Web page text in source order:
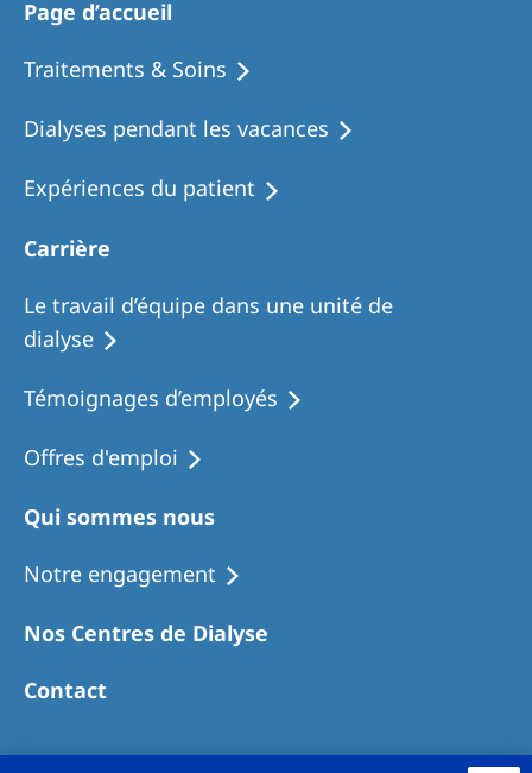
Page d’accueil
Traitements & Soins
Dialyses pendant les vacances
Expériences du patient
Carrière
Le travail d’équipe dans une unité de
dialyse
Témoignages d’employés
Offres d'emploi
Qui sommes nous
Notre engagement
Nos Centres de Dialyse
Contact